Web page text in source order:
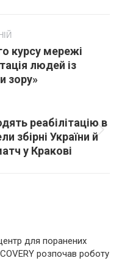
курсу мережі
людей із
зору»
реабілітацію в
збірні України й
у Кракові
для поранених
розпочав роботу